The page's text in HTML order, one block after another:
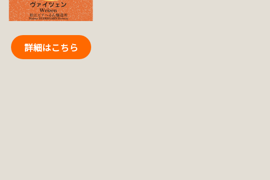
詳細はこちら